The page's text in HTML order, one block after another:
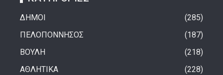
ΔΗΜΟΙ
285
ΠΕΛΟΠΟΝΝΗΣΟΣ
187
ΒΟΥΛΗ
218
ΑΘΛΗΤΙΚΑ
228